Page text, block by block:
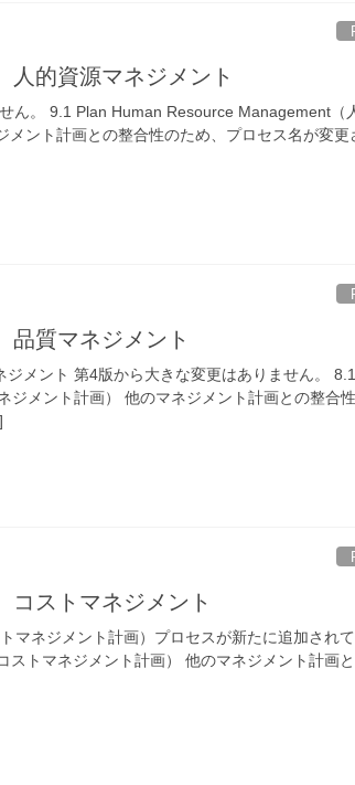
的資源マネジメント
ん。 9.1 Plan Human Resource Management（
メント計画との整合性のため、プロセス名が変更
質マネジメント
メント 第4版から大きな変更はありません。
メント計画） 他のマネジメント計画との整合性
ストマネジメント
マネジメント計画）プロセスが新たに追加されて
トマネジメント計画） 他のマネジメント計画と